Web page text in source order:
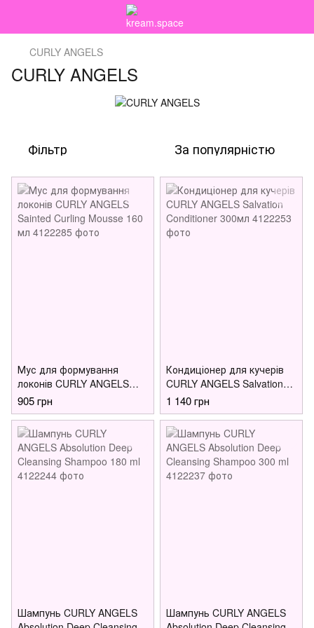
CURLY ANGELS
CURLY ANGELS
Фільтр За популярністю
Мус для формування
локонів CURLY ANGELS
Sainted Curling Mousse 160
мл
905 грн
Кондиціонер для кучерів
CURLY ANGELS Salvation
Conditioner 300мл
1 140 грн
Шампунь CURLY ANGELS
Шампунь CURLY ANGELS